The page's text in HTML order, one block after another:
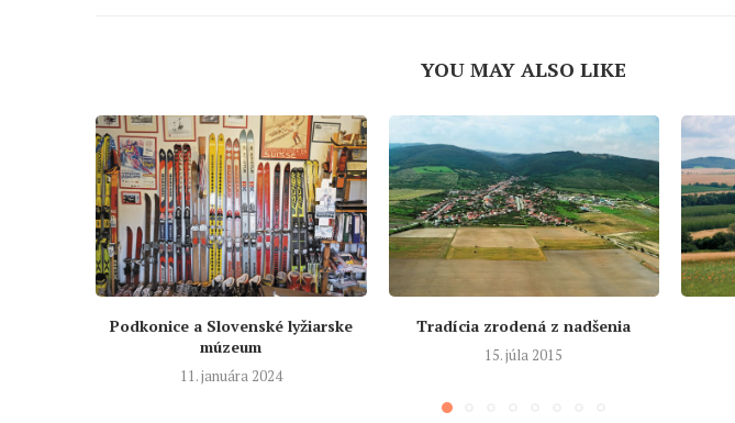
YOU MAY ALSO LIKE
Podkonice a Slovenské lyžiarske
múzeum
11. januára 2024
Tradícia zrodená z nadšenia
15. júla 2015